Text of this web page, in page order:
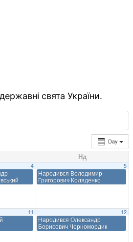
свята України.
Day
Нд
4 5
Народився Володимир
Григорович Коляденко
11 12
Народився Олександр
Борисович Черномордик